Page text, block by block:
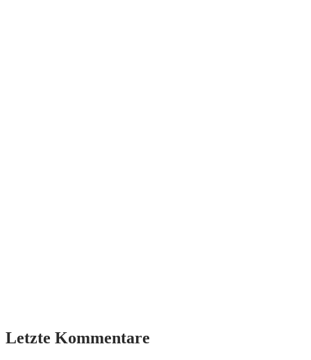
Letzte Kommentare